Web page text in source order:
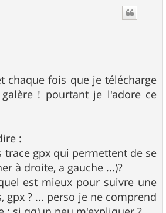
chaque fois que je télécharge
! pourtant je l'adore ce
:
trace gpx qui permettent de se
à droite, a gauche ...)?
est mieux pour suivre une
gpx ? ... perso je ne comprend